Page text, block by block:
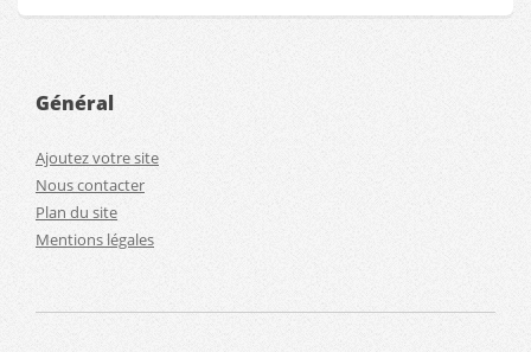
Général
Ajoutez votre site
Nous contacter
Plan du site
Mentions légales